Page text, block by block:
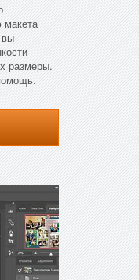
макета
вы
размеры.